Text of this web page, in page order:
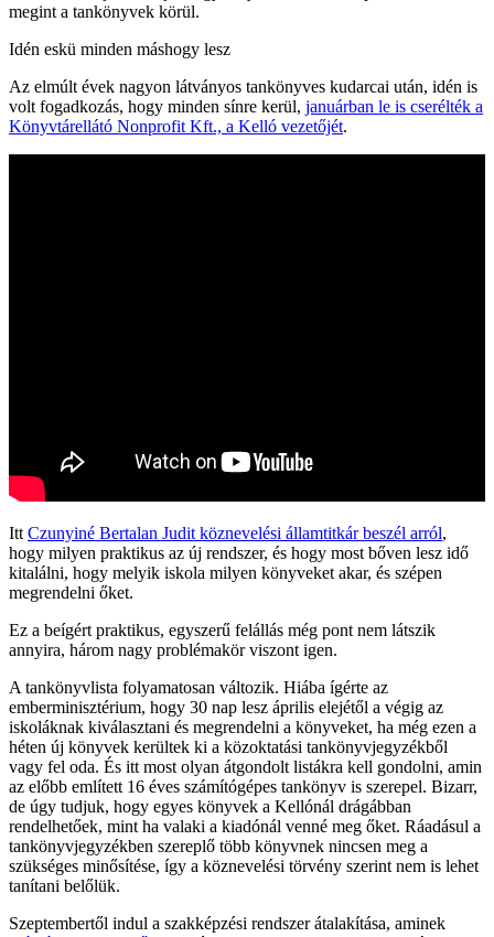
megint a tankönyvek körül.
Idén eskü minden máshogy lesz
Az elmúlt évek nagyon látványos tankönyves kudarcai után, idén is
volt fogadkozás, hogy minden sínre kerül, januárban le is cserélték a
Könyvtárellátó Nonprofit Kft., a Kelló vezetőjét.
Itt Czunyiné Bertalan Judit köznevelési államtitkár beszél arról,
hogy milyen praktikus az új rendszer, és hogy most bőven lesz idő
kitalálni, hogy melyik iskola milyen könyveket akar, és szépen
megrendelni őket.
Ez a beígért praktikus, egyszerű felállás még pont nem látszik
annyira, három nagy problémakör viszont igen.
A tankönyvlista folyamatosan változik. Hiába ígérte az
emberminisztérium, hogy 30 nap lesz április elejétől a végig az
iskoláknak kiválasztani és megrendelni a könyveket, ha még ezen a
héten új könyvek kerültek ki a közoktatási tankönyvjegyzékből
vagy fel oda. És itt most olyan átgondolt listákra kell gondolni, amin
az előbb említett 16 éves számítógépes tankönyv is szerepel. Bizarr,
de úgy tudjuk, hogy egyes könyvek a Kellónál drágábban
rendelhetőek, mint ha valaki a kiadónál venné meg őket. Ráadásul a
tankönyvjegyzékben szereplő több könyvnek nincsen meg a
szükséges minősítése, így a köznevelési törvény szerint nem is lehet
tanítani belőlük.
Szeptembertől indul a szakképzési rendszer átalakítása, aminek